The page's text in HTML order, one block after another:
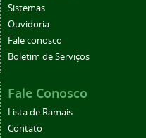
Sistemas
Ouvidoria
Fale conosco
Boletim de Serviços
Fale Conosco
Lista de Ramais
Contato